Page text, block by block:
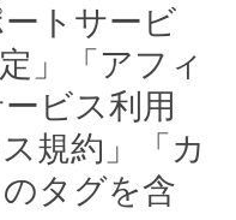
ートサービ
」「アフィ
ビス利用
規約」「カ
タグを含